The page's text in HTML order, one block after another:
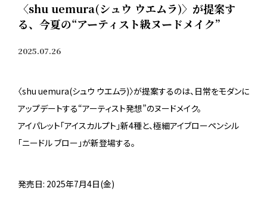
〈shu uemura(シュウ ウエムラ)〉が提案す
る、今夏の“アーティスト級ヌードメイク”
2025.07.26
〈shu uemura(シュウ ウエムラ)〉が提案するのは、日常をモダンに
アップデートする“アーティスト発想”のヌードメイク。
アイパレット「アイスカルプト」新4種と、極細アイブローペンシル
「ニードル ブロー」が新登場する。
発売日: 2025年7月4日(金)